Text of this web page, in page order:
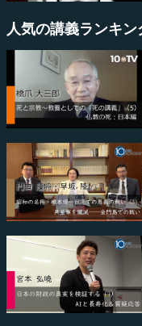
人気の講義ランキン